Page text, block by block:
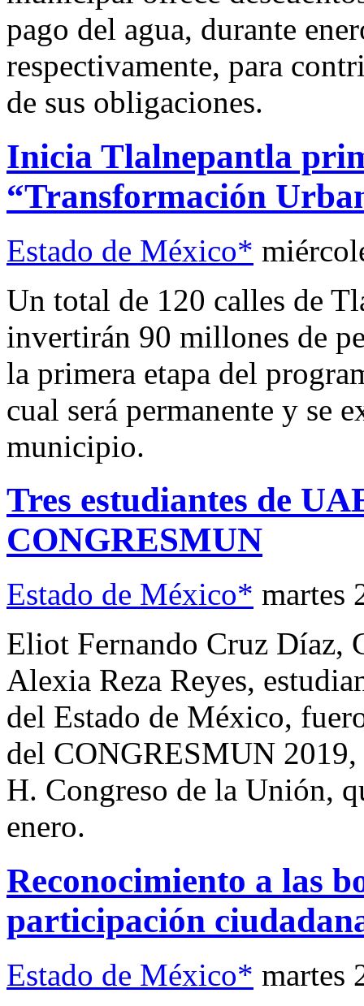
pago del agua, durante
respectivamente, para
de sus obligaciones.
Inicia Tlalnepantla
“Transformación
Estado de México*
Un total de 120 calles de
invertirán 90 millones de
la primera etapa del
cual será permanente y se
municipio.
Tres estudiantes de
CONGRESMUN
Estado de México* martes
Eliot Fernando Cruz Díaz,
Alexia Reza Reyes,
del Estado de México,
del CONGRESMUN
H. Congreso de la Unión,
enero.
Reconocimiento a las
participación
Estado de México* martes